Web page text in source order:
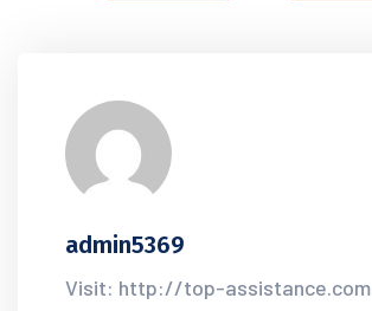
admin5369
Visit: http://top-assistance.com